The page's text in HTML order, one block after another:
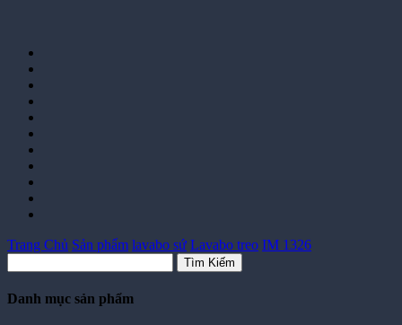
Trang Chủ Sản phẩm lavabo sứ Lavabo treo IM 1326
Tìm Kiếm
Danh mục sản phẩm